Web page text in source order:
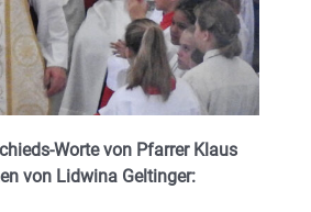
Worte von Pfarrer Klaus
von Lidwina Geltinger: